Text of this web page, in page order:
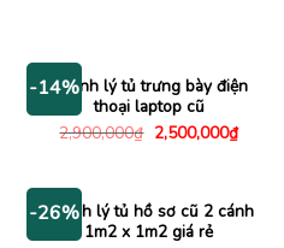
-14%
Thanh lý tủ trưng bày điện
thoại laptop cũ
2,900,000₫ Giá
gốc
2,500,000₫Giá
hiện
-26%
Thanh lý tủ hồ sơ cũ 2 cánh
1m2 x 1m2 giá rẻ